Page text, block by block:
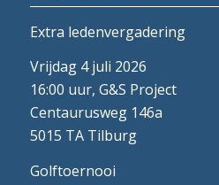
Extra ledenvergadering
Vrijdag 4 juli 2026
16:00 uur, G&S Project
Centaurusweg 146a
5015 TA Tilburg
Golftoernooi